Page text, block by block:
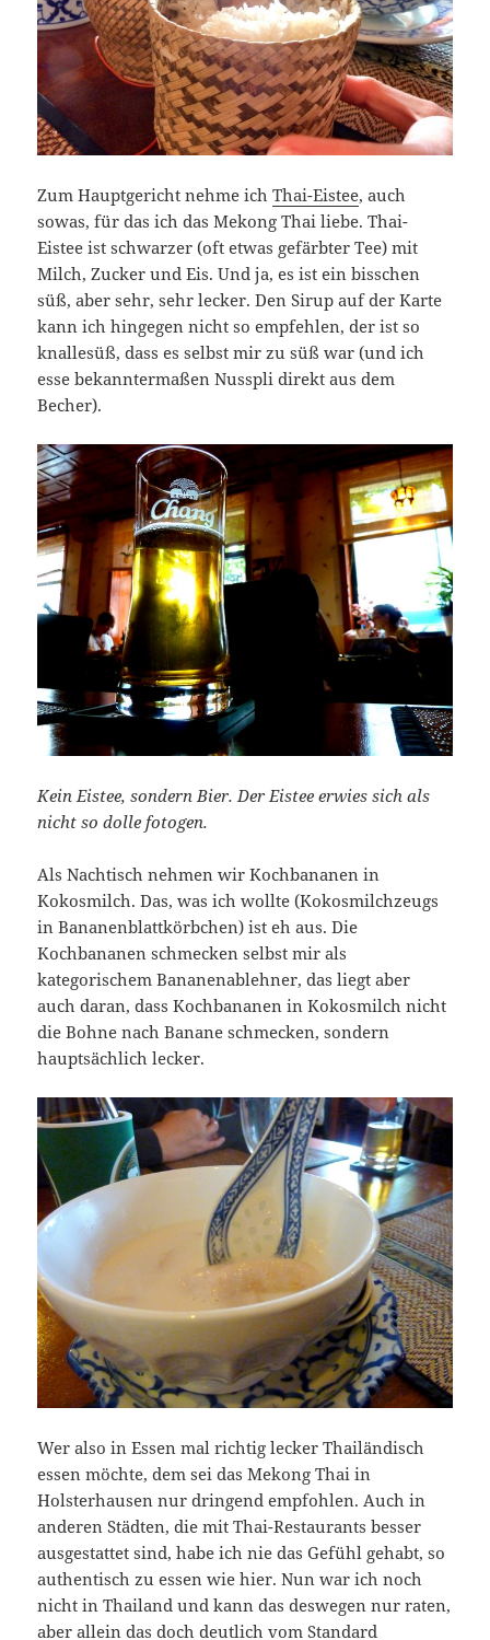
Zum Hauptgericht nehme ichThai-Eistee, auch
sowas, für das ich das Mekong Thai liebe. Thai-
Eistee ist schwarzer (oft etwas gefärbter Tee) mit
Milch, Zucker und Eis. Und ja, es ist ein bisschen
süß, aber sehr, sehr lecker. Den Sirup auf der Karte
kann ich hingegen nicht so empfehlen, der ist so
knallesüß, dass es selbst mir zu süß war (und ich
esse bekanntermaßen Nusspli direkt aus dem
Becher).
Kein Eistee, sondern Bier. Der Eistee erwies sich als
nicht so dolle fotogen.
Als Nachtisch nehmen wir Kochbananen in
Kokosmilch. Das, was ich wollte (Kokosmilchzeugs
in Bananenblattkörbchen) ist eh aus. Die
Kochbananen schmecken selbst mir als
kategorischem Bananenablehner, das liegt aber
auch daran, dass Kochbananen in Kokosmilch nicht
die Bohne nach Banane schmecken, sondern
hauptsächlich lecker.
Wer also in Essen mal richtig lecker Thailändisch
essen möchte, dem sei das Mekong Thai in
Holsterhausen nur dringend empfohlen. Auch in
anderen Städten, die mit Thai-Restaurants besser
ausgestattet sind, habe ich nie das Gefühl gehabt, so
authentisch zu essen wie hier. Nun war ich noch
nicht in Thailand und kann das deswegen nur raten,
aber allein das doch deutlich vom Standard